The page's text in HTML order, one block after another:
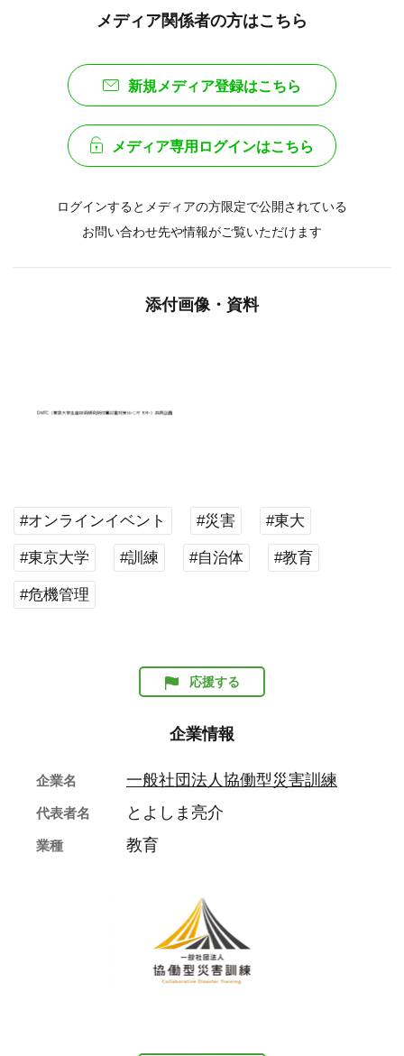
メディア関係者の方はこちら
新規メディア登録はこちら
メディア専用ログインはこちら
ログインするとメディアの方限定で公開されている
お問い合わせ先や情報がご覧いただけます
添付画像・資料
#オンラインイベント #災害 #東大
#東京大学 #訓練 #自治体 #教育
#危機管理
応援する
企業情報
企業名 一般社団法人協働型災害訓練
代表者名 とよしま亮介
業種 教育